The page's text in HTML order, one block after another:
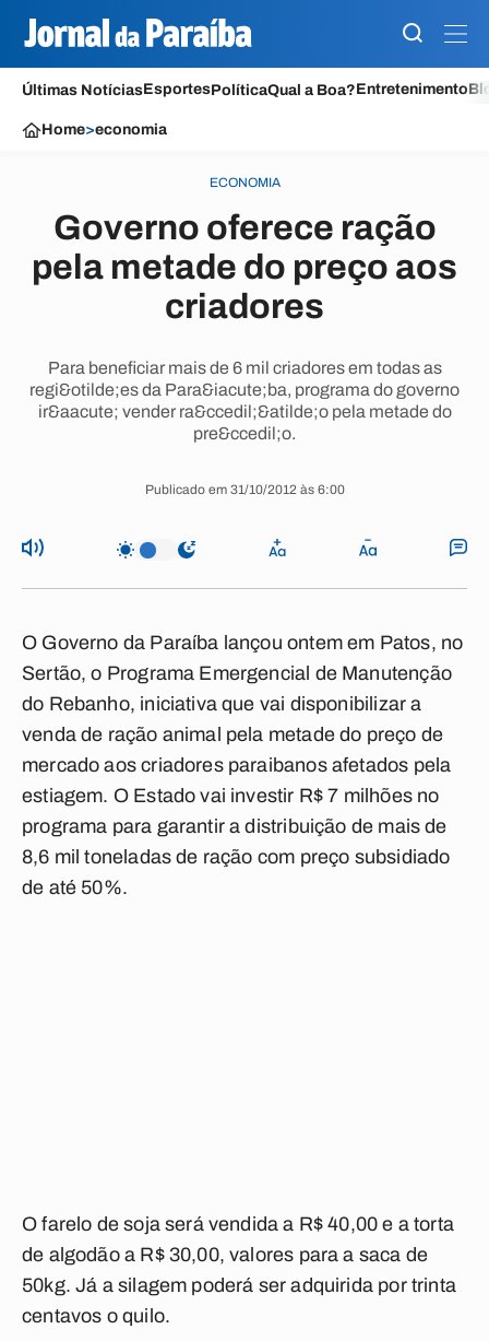
Últimas NotíciasEsportesPolíticaQual a Boa?Entretenimento
Home>economia
ECONOMIA
Governo oferece ração
pela metade do preço aos
criadores
Para beneficiar mais de 6 mil criadores em todas as
regi&otilde;es da Para&iacute;ba, programa do governo
ir&aacute; vender ra&ccedil;&atilde;o pela metade do
pre&ccedil;o.
Publicado em 31/10/2012 às 6:00
O Governo da Paraíba lançou ontem em Patos, no
Sertão, o Programa Emergencial de Manutenção
do Rebanho, iniciativa que vai disponibilizar a
venda de ração animal pela metade do preço de
mercado aos criadores paraibanos afetados pela
estiagem. O Estado vai investir R$ 7 milhões no
programa para garantir a distribuição de mais de
8,6 mil toneladas de ração com preço subsidiado
de até 50%.
O farelo de soja será vendida a R$ 40,00 e a torta
de algodão a R$ 30,00, valores para a saca de
50kg. Já a silagem poderá ser adquirida por trinta
centavos o quilo.